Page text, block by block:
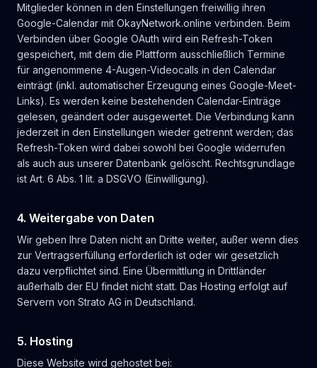
Mitglieder können in den Einstellungen freiwillig ihren
Google-Calendar mit OkayNetwork.online verbinden. Beim
Verbinden über Google OAuth wird ein Refresh-Token
gespeichert, mit dem die Plattform ausschließlich Termine
für angenommene 4-Augen-Videocalls in den Calendar
einträgt (inkl. automatischer Erzeugung eines Google-Meet-
Links). Es werden keine bestehenden Calendar-Einträge
gelesen, geändert oder ausgewertet. Die Verbindung kann
jederzeit in den Einstellungen wieder getrennt werden; das
Refresh-Token wird dabei sowohl bei Google widerrufen
als auch aus unserer Datenbank gelöscht. Rechtsgrundlage
ist Art. 6 Abs. 1 lit. a DSGVO (Einwilligung).
4. Weitergabe von Daten
Wir geben Ihre Daten nicht an Dritte weiter, außer wenn dies
zur Vertragserfüllung erforderlich ist oder wir gesetzlich
dazu verpflichtet sind. Eine Übermittlung in Drittländer
außerhalb der EU findet nicht statt. Das Hosting erfolgt auf
Servern von Strato AG in Deutschland.
5. Hosting
Diese Website wird gehostet bei: